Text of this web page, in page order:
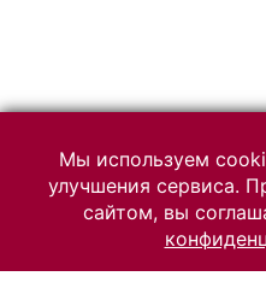
Мы используем
улучшения сервиса.
сайтом, вы